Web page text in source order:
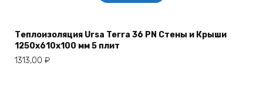
Теплоизоляция Ursa Terra 36 PN Стены и Крыши
1250х610х100 мм 5 плит
1313,00 ₽